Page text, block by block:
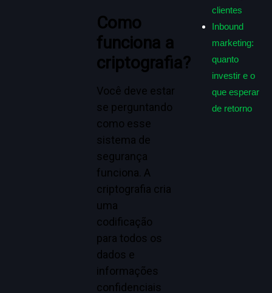
Como
funciona a
criptografia?
Você deve estar
se perguntando
como esse
sistema de
segurança
funciona. A
criptografia cria
uma
codificação
para todos os
dados e
informações
confidenciais
clientes
Inbound
marketing:
quanto
investir e o
que esperar
de retorno